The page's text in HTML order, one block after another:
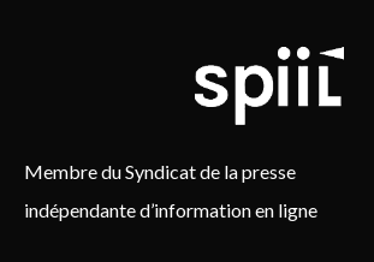
Membre du Syndicat de la presse
indépendante d’information en ligne